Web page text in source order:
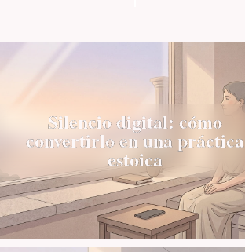
Silencio digital: cómo
convertirlo en una práctica
estoica